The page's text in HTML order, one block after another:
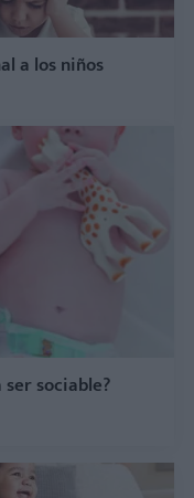
a los niños
ser sociable?